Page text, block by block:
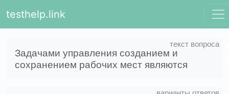
testhelp.link
Задачами управления созданием и
сохранением рабочих мест являются